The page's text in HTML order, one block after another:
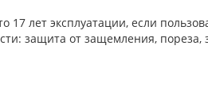
лет эксплуатации, если
защита от защемления,